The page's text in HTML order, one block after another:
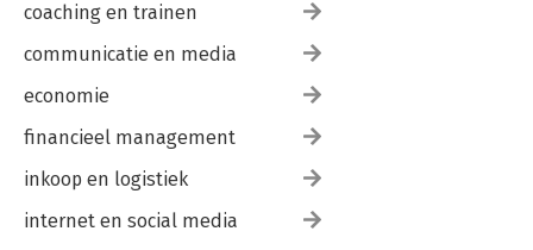
coaching en trainen
communicatie en media
economie
financieel management
inkoop en logistiek
internet en social media